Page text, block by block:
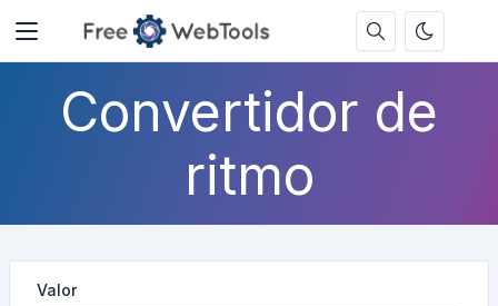
Convertidor de
ritmo
Valor